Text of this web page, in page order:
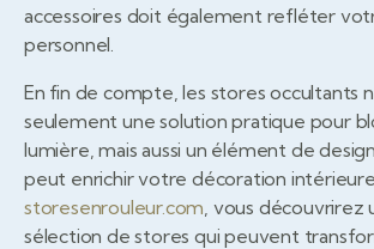
accessoires doit également refléter
personnel.
En fin de compte, les stores occultants
seulement une solution pratique pour
lumière, mais aussi un élément de
peut enrichir votre décoration
storesenrouleur.com , vous découvrirez
sélection de stores qui peuvent